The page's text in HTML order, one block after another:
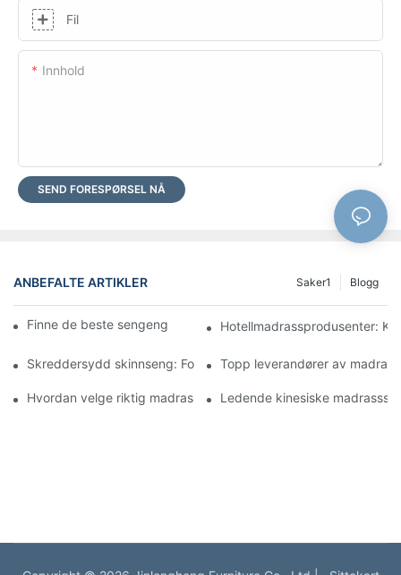
Fil
Innhold
SEND FORESPØRSEL NÅ
ANBEFALTE ARTIKLER Blogg
Saker1
Finne de beste sengengrossistene for butikken din
Hotellmadrassprodusenter:
Skreddersydd skinnseng: Forvandle soverommet ditt til et
Topp leverandører av
Hvordan velge riktig madrassgrossist for bedriften din
Ledende kinesiske